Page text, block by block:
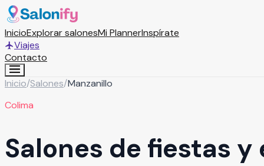
InicioExplorar salonesMi PlannerInspírate
Viajes
Contacto
Inicio/Salones/Manzanillo
Colima
Salones de fiestas y